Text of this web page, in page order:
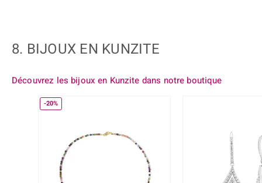
8. BIJOUX EN KUNZITE
Découvrez les bijoux en Kunzite dans notre boutique
-20%